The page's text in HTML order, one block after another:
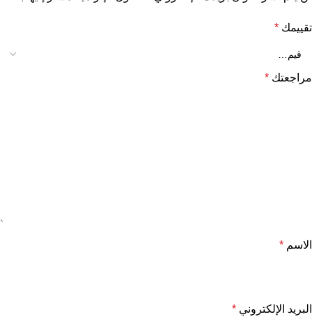
تقييمك *
مراجعتك *
الاسم *
البريد الإلكتروني *